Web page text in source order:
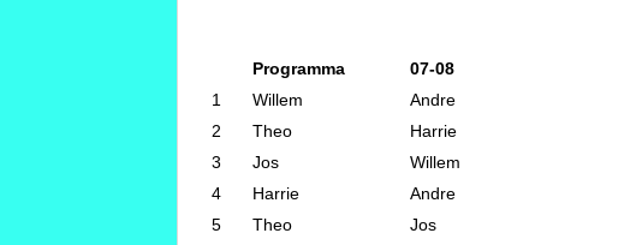
Programma
07-08
1
Willem
Andre
2
Theo
Harrie
3
Jos
Willem
4
Harrie
Andre
5
Theo
Jos